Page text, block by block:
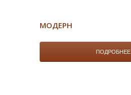
МОДЕРН
ПОДРОБНЕЕ